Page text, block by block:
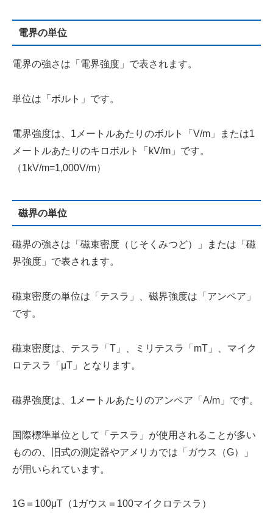
電界の単位
電界の強さは「電界強度」で表されます。
単位は「ボルト」です。
電界強度は、1メートルあたりのボルト「V/m」または1
メートルあたりのキロボルト「kV/m」です。
（1kV/m=1,000V/m）
磁界の単位
磁界の強さは「磁束密度（じそくみつど）」または「磁
界強度」で表されます。
磁束密度の単位は「テスラ」、磁界強度は「アンペア」
です。
磁束密度は、テスラ「T」、ミリテスラ「mT」、マイク
ロテスラ「μT」となります。
磁界強度は、1メートルあたりのアンペア「A/m」です。
国際標準単位として「テスラ」が使用されることが多い
ものの、旧式の測定器やアメリカでは「ガウス（G）」
が用いられています。
1G＝100μT（1ガウス＝100マイクロテスラ）